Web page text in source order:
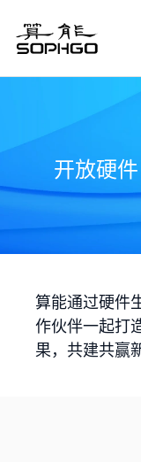
开放硬件
算能通过硬件
作伙伴一起打
果，共建共赢